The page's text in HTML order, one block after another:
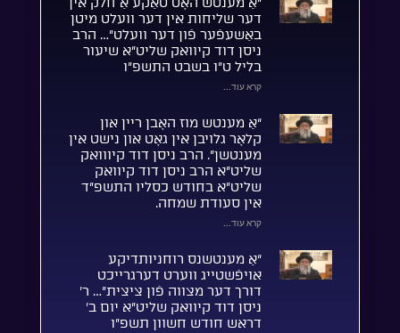
דער שליחות אין דער וועלט מיטן
באַשעפֿער פֿון דער וועלט”… הרב
ניסן דוד קיוואק שליט”א שיעור
בליל ט”ו בשבט התשפ”ו
קרא עוד...
“אַ מענטש מוז האָבן ריין און
קלאָר גלויבן אין גאָט און נישט אין
מענטשן”. הרב ניסן דוד קיווואק
שליט”א הרב ניסן דוד קיוואק
שליט”א בחודש כסליו התשפ”ד
אין סעודת שמחה.
קרא עוד...
“אַ מענטשנס רוחניותדיקע
אויפֿשטייג ווערט דערגרייכט
דורך דער מצווה פֿון ציצית”… ר’
ניסן דוד קיוואק שליט”א יום ב’
דראש חודש חשוון תשפ”ו